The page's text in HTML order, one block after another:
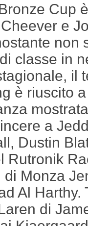
Cup
e
non
classe in
il
è riuscito
a
Dustin
Rutronik
Monza
Al Harthy.
di